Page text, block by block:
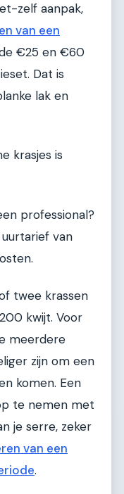
zelf aanpak,
van een
€25 en €60
Dat is
lak en
krasjes is
professional?
van
twee krassen
kwijt. Voor
meerdere
zijn om een
komen. Een
te nemen met
je serre, zeker
van een
.